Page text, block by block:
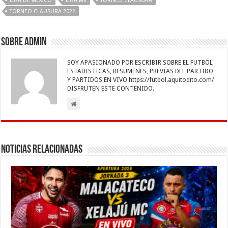
o
p
n er m
TORNEO CLAUSURA 2022
Sobre admin
SOY APASIONADO POR ESCRIBIR SOBRE EL FUTBOL
ESTADISTICAS, RESUMENES, PREVIAS DEL PARTIDO
Y PARTIDOS EN VIVO https://futbol.aquitodito.com/
DISFRUTEN ESTE CONTENIDO.
Noticias Relacionadas